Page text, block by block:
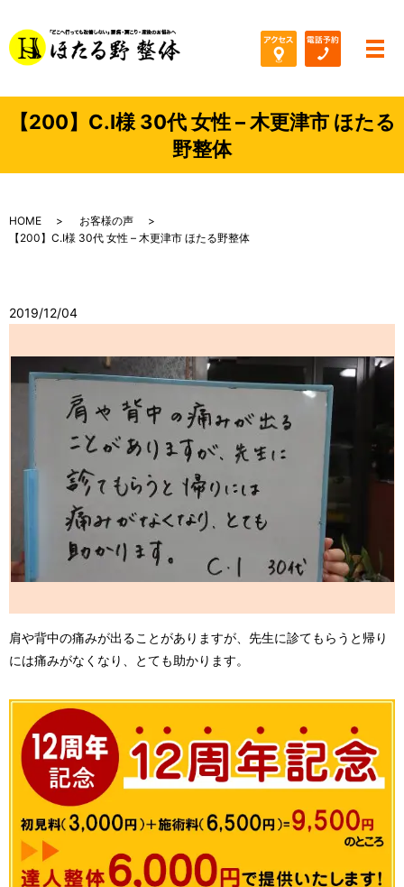
メ
【200】C.I様 30代 女性 – 木更津市 ほたる
野整体
HOME
お客様の声
【200】C.I様 30代 女性 – 木更津市 ほたる野整体
2019/12/04
肩や背中の痛みが出ることがありますが、先生に診てもらうと帰り
には痛みがなくなり、とても助かります。